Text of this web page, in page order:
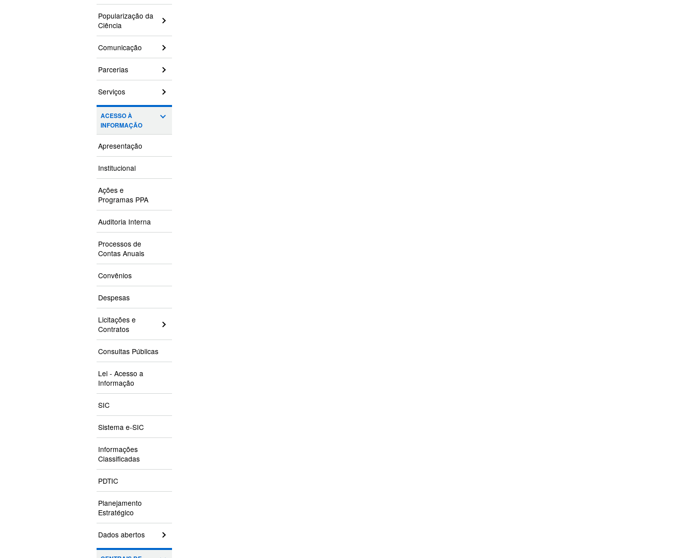
Popularização da
Ciência
Comunicação
Parcerias
Serviços
ACESSO À
INFORMAÇÃO
Apresentação
Institucional
Ações e
Programas PPA
Auditoria Interna
Processos de
Contas Anuais
Convênios
Despesas
Licitações e
Contratos
Consultas Públicas
Lei - Acesso a
Informação
SIC
Sistema e-SIC
Informações
Classificadas
PDTIC
Planejamento
Estratégico
Dados abertos